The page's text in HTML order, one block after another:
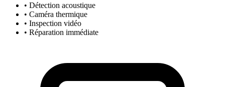
• Détection acoustique
• Caméra thermique
• Inspection vidéo
• Réparation immédiate